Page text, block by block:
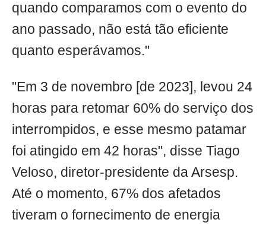
quando comparamos com o evento do
ano passado, não está tão eficiente
quanto esperávamos."
"Em 3 de novembro [de 2023], levou 24
horas para retomar 60% do serviço dos
interrompidos, e esse mesmo patamar
foi atingido em 42 horas", disse Tiago
Veloso, diretor-presidente da Arsesp.
Até o momento, 67% dos afetados
tiveram o fornecimento de energia